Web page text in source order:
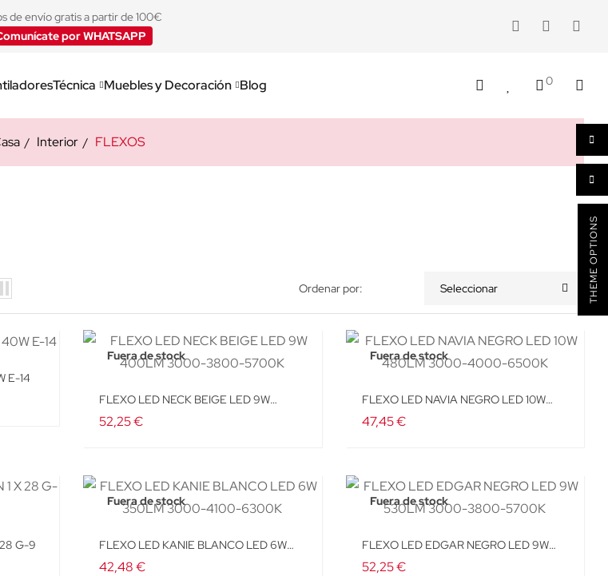
de envío gratis a partir de 100€
por WHATSAPP
Técnica Muebles y Decoración Blog 0
Interior FLEXOS
Ordenar por: Seleccionar
E-14
Fuera de stock
FLEXO LED NECK BEIGE LED 9W
400LM 3000-3800-5700K
52,25 €
Fuera de stock
FLEXO LED NAVIA NEGRO LED 10W
480LM 3000-4000-6500K
47,45 €
G-9
Fuera de stock
FLEXO LED KANIE BLANCO LED 6W
350LM 3000-4100-6300K
42,48 €
Fuera de stock
FLEXO LED EDGAR NEGRO LED 9W
530LM 3000-3800-5700K
52,25 €
THEME OPTIONS